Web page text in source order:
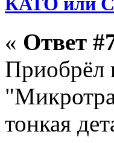
« Ответ
Приобрёл
тонкая